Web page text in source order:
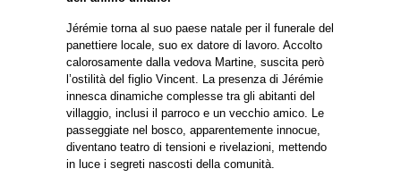
Jérémie torna al suo paese natale per il funerale del
panettiere locale, suo ex datore di lavoro. Accolto
calorosamente dalla vedova Martine, suscita però
l’ostilità del figlio Vincent. La presenza di Jérémie
innesca dinamiche complesse tra gli abitanti del
villaggio, inclusi il parroco e un vecchio amico. Le
passeggiate nel bosco, apparentemente innocue,
diventano teatro di tensioni e rivelazioni, mettendo
in luce i segreti nascosti della comunità.